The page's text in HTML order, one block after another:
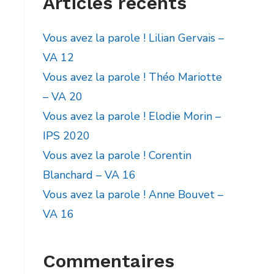
Vous avez la parole ! Lilian Gervais –
VA 12
Vous avez la parole ! Théo Mariotte
– VA 20
Vous avez la parole ! Elodie Morin –
IPS 2020
Vous avez la parole ! Corentin
Blanchard – VA 16
Vous avez la parole ! Anne Bouvet –
VA 16
Commentaires